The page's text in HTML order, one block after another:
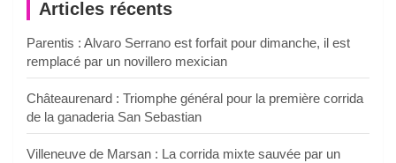
Articles récents
Parentis : Alvaro Serrano est forfait pour dimanche, il est
remplacé par un novillero mexician
Châteaurenard : Triomphe général pour la première corrida
de la ganaderia San Sebastian
Villeneuve de Marsan : La corrida mixte sauvée par un